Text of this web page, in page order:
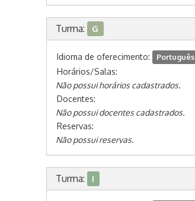
Turma: G
Idioma de oferecimento: Português
Horários/Salas:
Não possui horários cadastrados.
Docentes:
Não possui docentes cadastrados.
Reservas:
Não possui reservas.
Turma: I